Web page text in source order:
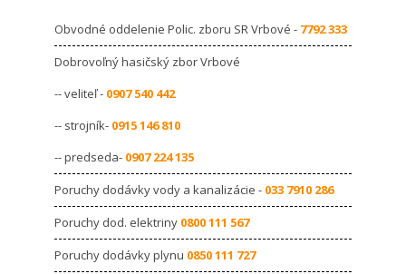
Obvodné oddelenie Polic. zboru SR Vrbové - 7792 333
Dobrovoľný hasičský zbor Vrbové
-- veliteľ - 0907 540 442
-- strojník- 0915 146 810
-- predseda- 0907 224 135
Poruchy dodávky vody a kanalizácie - 033 7910 286
Poruchy dod. elektriny 0800 111 567
Poruchy dodávky plynu 0850 111 727